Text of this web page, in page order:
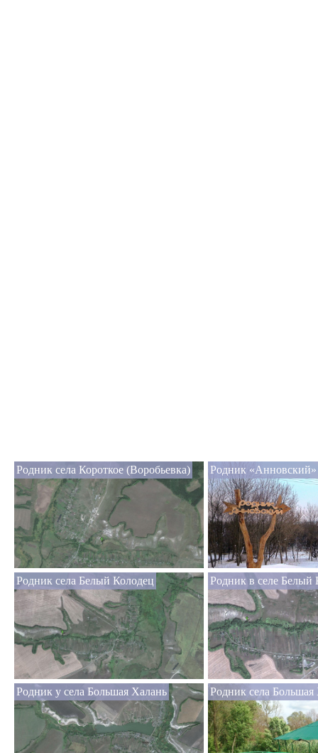
Родник села Короткое (Воробьевка) Родник
Родник села Белый Колодец Родник в селе Белый
Родник у села Большая Халань Родник села Большая